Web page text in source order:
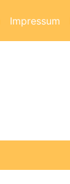
Impressum